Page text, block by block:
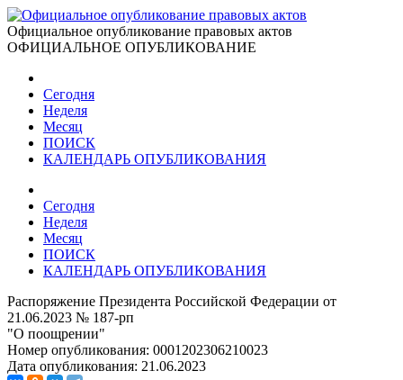
Официальное опубликование правовых актов
ОФИЦИАЛЬНОЕ ОПУБЛИКОВАНИЕ
Сегодня
Неделя
Месяц
ПОИСК
КАЛЕНДАРЬ ОПУБЛИКОВАНИЯ
Сегодня
Неделя
Месяц
ПОИСК
КАЛЕНДАРЬ ОПУБЛИКОВАНИЯ
Распоряжение Президента Российской Федерации от
21.06.2023 № 187-рп
"О поощрении"
Номер опубликования: 0001202306210023
Дата опубликования: 21.06.2023